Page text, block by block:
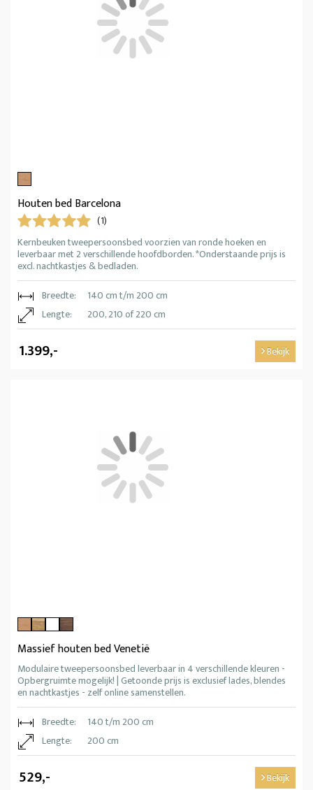
Houten bed Barcelona
(1)
Kernbeuken tweepersoonsbed voorzien van ronde hoeken en
leverbaar met 2 verschillende hoofdborden. *Onderstaande prijs is
excl. nachtkastjes & bedladen.
Breedte:
140 cm t/m 200 cm
Lengte:
200, 210 of 220 cm
1.399,- Bekijk
Massief houten bed Venetië
Modulaire tweepersoonsbed leverbaar in 4 verschillende kleuren -
Opbergruimte mogelijk! | Getoonde prijs is exclusief lades, blendes
en nachtkastjes - zelf online samenstellen.
Breedte:
140 t/m 200 cm
Lengte:
200 cm
529,- Bekijk